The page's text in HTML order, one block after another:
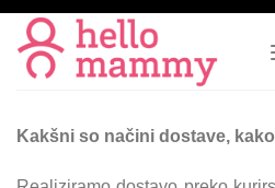
Skoči
na
vsebino
Kakšni so načini dostave,